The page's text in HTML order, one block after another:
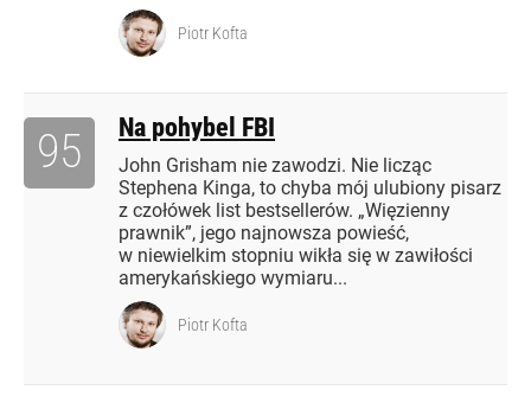
Piotr Kofta
Na pohybel FBI
John Grisham nie zawodzi. Nie licząc
Stephena Kinga, to chyba mój ulubiony pisarz
z czołówek list bestsellerów. „Więzienny
prawnik”, jego najnowsza powieść,
w niewielkim stopniu wikła się w zawiłości
amerykańskiego wymiaru...
95
Piotr Kofta